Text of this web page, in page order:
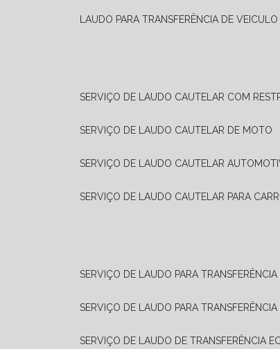
LAUDO PARA TRANSFERÊNCIA DE VEICULO
SERVIÇO DE LAUDO CAUTELAR COM
SERVIÇO DE LAUDO CAUTELAR DE MOTO
SERVIÇO DE LAUDO CAUTELAR
SERVIÇO DE LAUDO CAUTELAR PARA
SERVIÇO DE LAUDO PARA
SERVIÇO DE LAUDO PARA
SERVIÇO DE LAUDO DE TRANSFERÊNCIA